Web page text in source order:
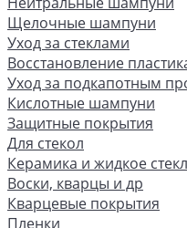
Щелочные шампуни
Уход за стеклами
Восстановление
Уход за подкапотным
Кислотные шампуни
Защитные покрытия
Для стекол
Керамика и жидкое
Воски, кварцы и др
Кварцевые покрытия
Пленки